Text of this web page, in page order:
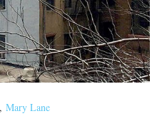
, Mary Lane